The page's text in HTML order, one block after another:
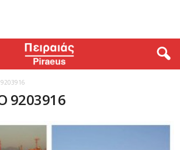
9203916